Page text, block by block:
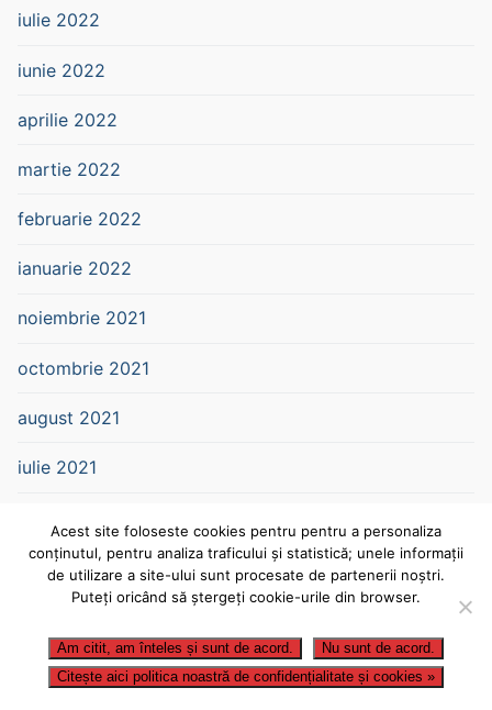
iulie 2022
iunie 2022
aprilie 2022
martie 2022
februarie 2022
ianuarie 2022
noiembrie 2021
octombrie 2021
august 2021
iulie 2021
mai 2021
martie 2021
Acest site foloseste cookies pentru pentru a personaliza
conținutul, pentru analiza traficului și statistică; unele informații
de utilizare a site-ului sunt procesate de partenerii noștri.
Puteți oricând să ștergeți cookie-urile din browser.
Am citit, am înteles și sunt de acord.
Nu sunt de acord.
Citește aici politica noastră de confidențialitate și cookies »